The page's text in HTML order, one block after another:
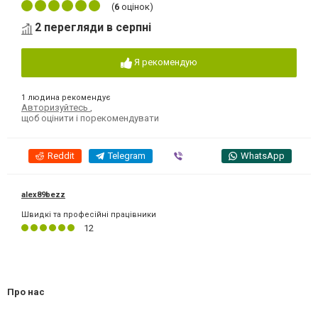
(6 оцінок)
2 перегляди в серпні
Я рекомендую
1 людина рекомендує
Авторизуйтесь
щоб оцінити і порекомендувати
Reddit Telegram WhatsApp
alex89bezz
Швидкі та професійні працівники
12
Про нас